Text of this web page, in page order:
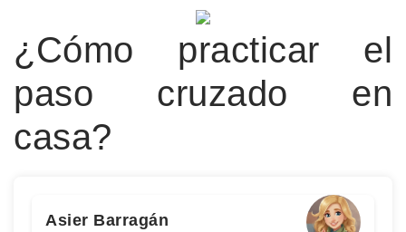
¿Cómo practicar el
paso cruzado en
casa?
Asier Barragán